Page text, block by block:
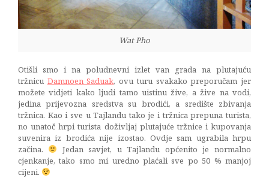
Wat Pho
Otišli smo i na poludnevni izlet van grada na plutajuću
tržnicu Damnoen Saduak, ovu turu svakako preporučam jer
možete vidjeti kako ljudi tamo uistinu žive, a žive na vodi,
jedina prijevozna sredstva su brodići, a središte zbivanja
tržnica. Kao i sve u Tajlandu tako je i tržnica prepuna turista,
no unatoč hrpi turista doživljaj plutajuće tržnice i kupovanja
suvenira iz brodića nije izostao. Ovdje sam ugrabila hrpu
začina.
Jedan savjet, u Tajlandu općenito je normalno
cjenkanje, tako smo mi uredno plaćali sve po 50 % manjoj
cijeni.